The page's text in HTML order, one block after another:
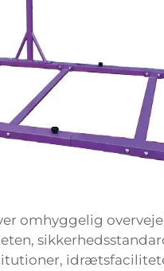
omhyggelig